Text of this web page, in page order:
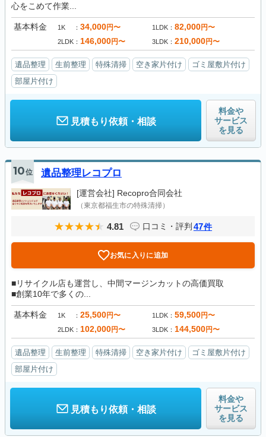
心をこめて作業...
基本料金 1K 34,000円〜 1LDK 82,000円〜
2LDK 146,000円〜 3LDK 210,000円〜
遺品整理 生前整理 特殊清掃 空き家片付け
ゴミ屋敷片付け
部屋片付け
見積もり依頼・相談
料金や
サービス
を見る
10位 遺品整理レコプロ
[運営会社] Recopro合同会社
（東京都福生市の特殊清掃）
4.81 口コミ・評判 47件
お気に入りに追加
■リサイクル店も運営し、中間マージンカットの高価買取
■創業10年で多くの...
基本料金 1K 25,500円〜 1LDK 59,500円〜
2LDK 102,000円〜 3LDK 144,500円〜
遺品整理 生前整理 特殊清掃 空き家片付け
ゴミ屋敷片付け
部屋片付け
見積もり依頼・相談
料金や
サービス
を見る